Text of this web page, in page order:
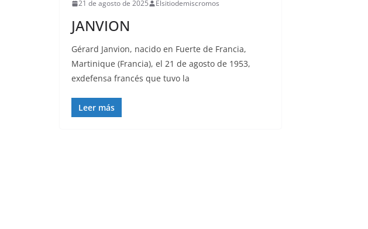
21 de agosto de 2025 Elsitiodemiscromos
JANVION
Gérard Janvion, nacido en Fuerte de Francia,
Martinique (Francia), el 21 de agosto de 1953,
exdefensa francés que tuvo la
Leer más